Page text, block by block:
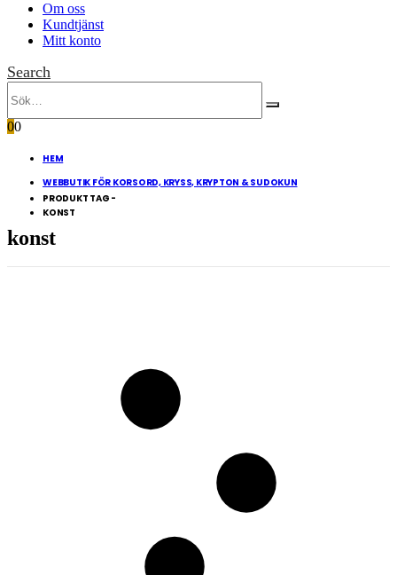
Om oss
Kundtjänst
Mitt konto
Search
00
HEM
WEBBUTIK FÖR KORSORD, KRYSS, KRYPTON & SUDOKUN
PRODUKT TAG -
KONST
konst